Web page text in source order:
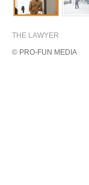
THE LAWYER
© PRO-FUN MEDIA